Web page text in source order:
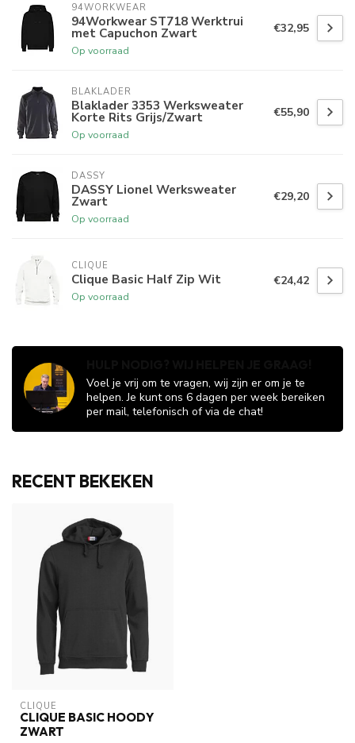
94WORKWEAR
94Workwear ST718 Werktrui
met Capuchon Zwart
Op voorraad
€32,95
BLAKLADER
Blaklader 3353 Werksweater
Korte Rits Grijs/Zwart
Op voorraad
€55,90
DASSY
DASSY Lionel Werksweater
Zwart
Op voorraad
€29,20
CLIQUE
Clique Basic Half Zip Wit
Op voorraad
€24,42
Voel je vrij om te vragen, wij zijn er om je te
helpen. Je kunt ons 6 dagen per week bereiken
per mail, telefonisch of via de chat!
RECENT BEKEKEN
CLIQUE
CLIQUE BASIC HOODY
ZWART